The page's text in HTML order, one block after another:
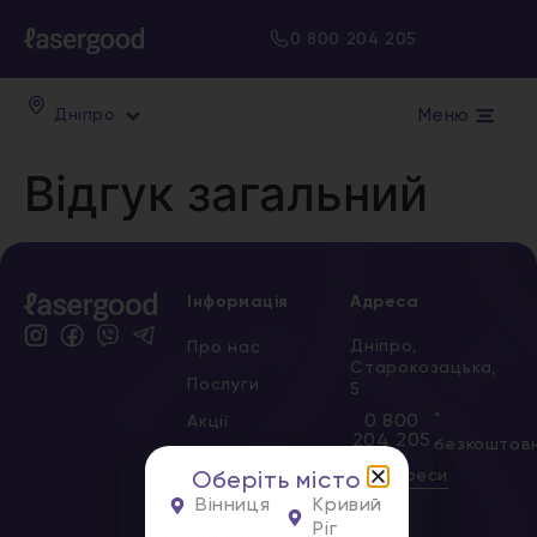
0 800 204 205
Дніпро Меню
Відгук загальний
Інформація
Про нас
Послуги
Акції
Новини
Адреса
Дніпро,
Старокозацька,
5
0 800
204 205
*
Всі адреси
Оберіть місто
Вінниця
Кривий
Ріг